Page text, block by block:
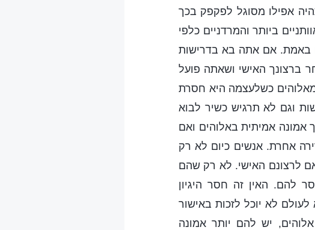
אפילו מסוגל לפקפק בכך
ביותר והמרדניים כלפי
באמת. אם אתה בא בדרישות
ברצונך האישי ושאתה פועל
כשלעצמה היא חסרת
וגם לא תרגיש כשיר לבוא
אמונה אמיתית באלוהים ואם
אחרת. אנשים כיום לא רק
לרצונם האישי. לא רק שהם
להם. האין זה חסר היגיון
לא יוכל לזכות באישור
יש להם יותר אמונה